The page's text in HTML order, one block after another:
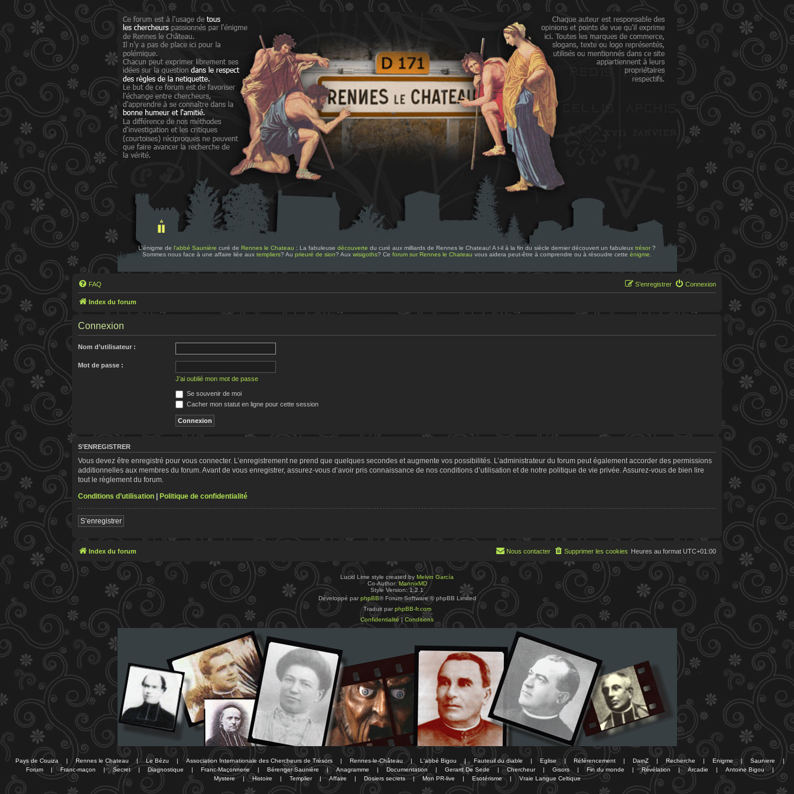
L'énigme de l'abbé Saunière curé de Rennes le Chateau : La fabuleuse découverte du curé aux milliards de Rennes le Chateau! A t-il à la fin du siècle dernier découvert un fabuleux trésor ?
Sommes nous face à une affaire liée aux templiers? Au prieuré de sion? Aux wisigoths? Ce forum sur Rennes le Chateau vous aidera peut-être à comprendre ou à résoudre cette énigme
FAQ Connexion
S’enregistrer
Index du forum
Connexion
Nom d’utilisateur :
Mot de passe :
J’ai oublié mon mot de passe
Se souvenir de moi
Cacher mon statut en ligne pour cette session
S’ENREGISTRER
Vous devez être enregistré pour vous connecter. L’enregistrement ne prend que quelques secondes et augmente vos possibilités. L’administrateur du forum peut également accorder des permissions
additionnelles aux membres du forum. Avant de vous enregistrer, assurez-vous d’avoir pris connaissance de nos conditions d’utilisation et de notre politique de vie privée. Assurez-vous de bien lire
tout le règlement du forum.
Conditions d’utilisation | Politique de confidentialité
S’enregistrer
Index du forum Heures au format UTC+01:00
Supprimer les cookies
Nous contacter
Lucid Lime style created by Melvin García
Co-Author:MannixMD
Style Version: 1.2.1
Développé par phpBB® Forum Software © phpBB Limited
Traduit par phpBB-fr.com
Confidentialité|Conditions
Pays de Couiza | Rennes le Chateau | Le Bézu | Association Internationale des Chercheurs de Trésors | Rennes-le-Château | L'abbé Bigou | Fauteuil du diable | Eglise | Référencement | DamZ | Recherche | Enigme | Sauniere
|
Forum
| Franc-maçon | Secret | Diagnostique | Franc-Maçonnerie | Bérenger Saunière | Anagramme | Documentation | Gerard De Sede | Chercheur | Gisors | Fin du monde | Révélation | Arcadie | Antoine Bigou
|
Mystere
| Histoire | Templier | Affaire | Dosiers secrets | Mon PR-live | Esotérisme | Vraie Langue Celtique